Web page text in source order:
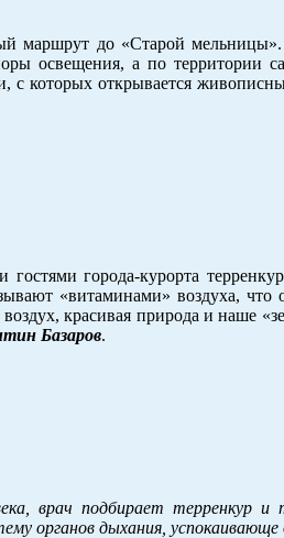
маршрут до «Старой мельницы».
освещения, а по территории
которых открывается
города-курорта
«витаминами» воздуха, что
красивая природа и наше
Базаров.
врач подбирает терренкур
органов дыхания,